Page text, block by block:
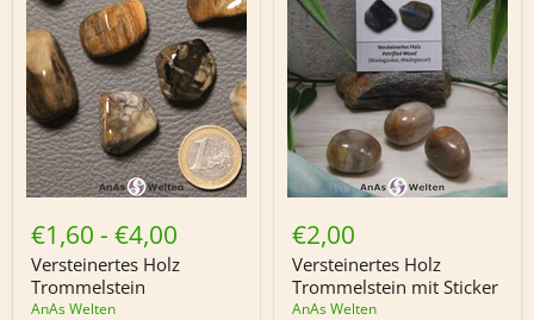
Versteinertes
Holz
Trommelstein
€1,60 - €4,00
Versteinertes Holz
Trommelstein
AnAs Welten
Versteinertes
Holz
Trommelstein
mit
Sticker
€2,00
Versteinertes Holz
Trommelstein mit Sticker
AnAs Welten